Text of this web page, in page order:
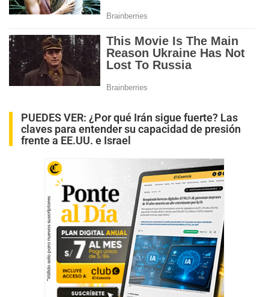
PUEDES VER: ¿Por qué Irán sigue fuerte? Las
claves para entender su capacidad de presión
frente a EE.UU. e Israel